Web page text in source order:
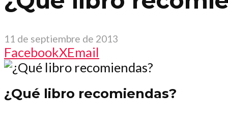
11 de septiembre de 2013
FacebookXEmail
¿Qué libro recomiendas?